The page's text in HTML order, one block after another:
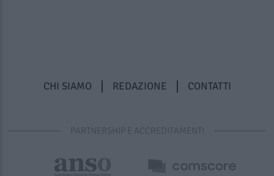
CHI SIAMO REDAZIONE CONTATTI
PARTNERSHIP E ACCREDITAMENTI